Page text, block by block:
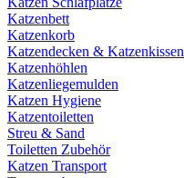
Katzenbett
Katzenkorb
Katzendecken & Katzenkissen
Katzenhöhlen
Katzenliegemulden
Katzen Hygiene
Katzentoiletten
Streu & Sand
Toiletten Zubehör
Katzen Transport